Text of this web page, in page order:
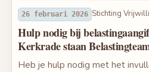
26 februari 2026 Stichting
Hulp nodig bij
Kerkrade staan
Heb je hulp nodig met het